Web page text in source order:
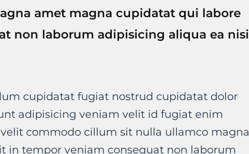
amet magna cupidatat qui labore
non laborum adipisicing aliqua ea nisi
cupidatat fugiat nostrud cupidatat dolor
adipisicing veniam velit id fugiat enim
commodo cillum sit nulla ullamco magna
in tempor veniam consequat non laborum